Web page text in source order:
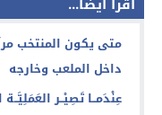
متى يكون المنتخب
داخل الملعب وخارجه
عِنْدَمــا تَصِيْــر العَمَلِيَّــة